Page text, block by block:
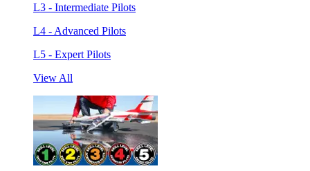
L3 - Intermediate Pilots
L4 - Advanced Pilots
L5 - Expert Pilots
View All